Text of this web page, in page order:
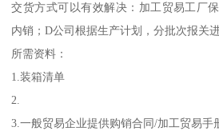
交货方式可以有效解决：加工贸易工厂
内销；D公司根据生产计划，分批次报关
所需资料：
1.装箱清单
2.
3.一般贸易企业提供购销合同/加工贸易手